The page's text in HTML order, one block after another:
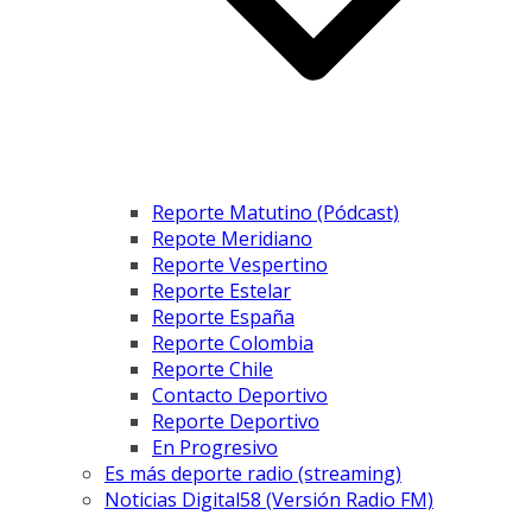
Reporte Matutino (Pódcast)
Repote Meridiano
Reporte Vespertino
Reporte Estelar
Reporte España
Reporte Colombia
Reporte Chile
Contacto Deportivo
Reporte Deportivo
En Progresivo
Es más deporte radio (streaming)
Noticias Digital58 (Versión Radio FM)